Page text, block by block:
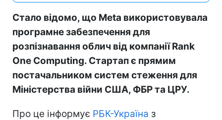
Стало відомо, що Meta використовувала
програмне забезпечення для
розпізнавання облич від компанії Rank
One Computing. Стартап є прямим
постачальником систем стеження для
Міністерства війни США, ФБР та ЦРУ.
Про це інформує РБК-Україна з